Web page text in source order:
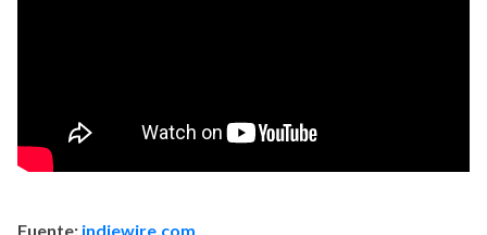
Fuente: indiewire.com